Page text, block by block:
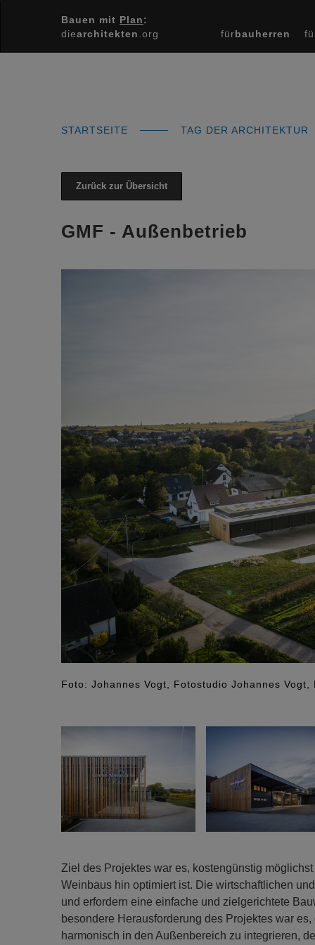
Bauen mit Plan:
diearchitekten .org fürbauherren
STARTSEITE TAG DER ARCHITEKTUR
Zurück zur Übersicht
GMF - Außenbetrieb
Foto: Johannes Vogt, Fotostudio Johannes Vogt,
Ziel des Projektes war es, kostengünstig
Weinbaus hin optimiert ist. Die wirtschaftlichen
und erfordern eine einfache und zielgerichtete
besondere Herausforderung des Projektes war
harmonisch in den Außenbereich zu integrieren,